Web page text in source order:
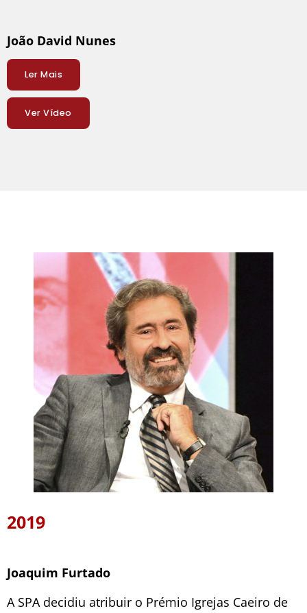
João David Nunes
Ler Mais
Ver Vídeo
2019
Joaquim Furtado
A SPA decidiu atribuir o Prémio Igrejas Caeiro de